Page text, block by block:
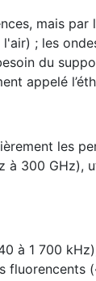
mais
; les
du
appelé
les
300 GHz),
à 1 700